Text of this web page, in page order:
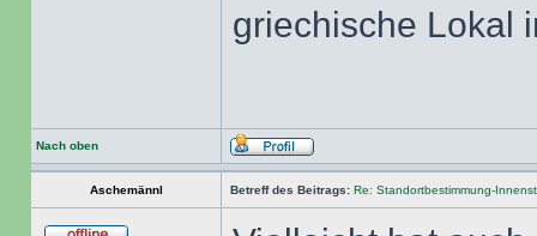
griechische Lokal
Nach oben
Aschemännl Betreff des Beitrags: Re: Standortbestimmung-